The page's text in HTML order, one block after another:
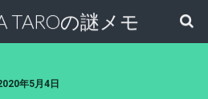
TAROの謎メモ
年5月4日